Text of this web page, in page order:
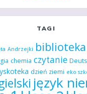
TAGI
Andrzejki biblioteka
chemia czytanie
dzień ziemi eko
język